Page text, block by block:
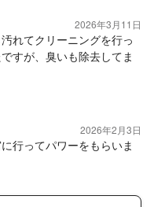
2026年3月11日
れてクリーニングを行っ
すが、臭いも除去してま
2026年2月3日
行ってパワーをもらいま